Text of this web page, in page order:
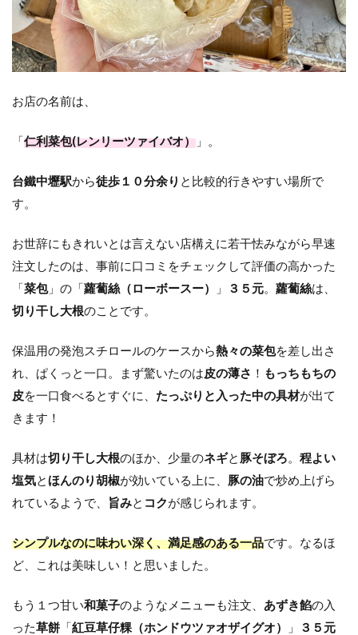
お店の名前は、
「仁利菜包(レンリーツァイバオ） 」。
台鐵中壢駅から徒歩１０分余り と比較的行きやすい場所で
す。
お世辞にもきれいとは言えない店構えに若干怯みながら早速
注文したのは、事前に口コミをチェックして評価の高かった
「菜包」の「蘿蔔絲（ローボースー） 」 ３５元。 蘿蔔絲は、
切り干し大根のことです。
保温用の発泡スチロールのケースから熱々の菜包を差し出さ
れ、ぱくっと一口。まず驚いたのは皮の薄さ ！ もっちもちの
皮を一口食べるとすぐに、 たっぷりと入った中の具材が出て
きます！
具材は切り干し大根のほか、少量のネギと 豚そぼろ。 程よい
塩気とほんのり胡椒が効いている上に、 豚の油で炒め上げら
れているようで、
旨みと コクが感じられます。
シンプルなのに味わい深く、満足感のある一品です。なるほ
ど、これは美味しい！と思いました。
もう１つ甘い和菓子のようなメニューも注文、 あずき餡の入
った草餅 「紅豆草仔粿（ホンドウツァオザイグオ） 」
３５元